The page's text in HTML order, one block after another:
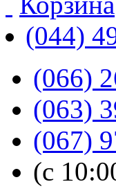
(044)
(066)
(063)
(067)
(с